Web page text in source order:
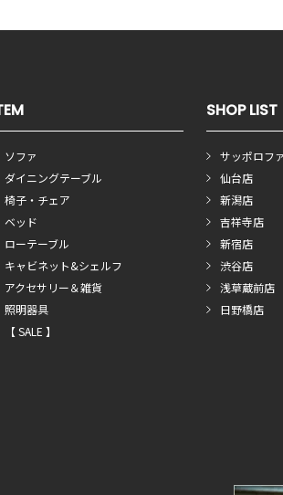
ソファ
ダイニングテーブル
椅子・チェア
ベッド
ローテーブル
キャビネット&シェルフ
アクセサリー＆雑貨
照明器具
【 SALE 】
SHOP LIST
サッポロフ
仙台店
新潟店
吉祥寺店
新宿店
渋谷店
浅草蔵前店
日野橋店